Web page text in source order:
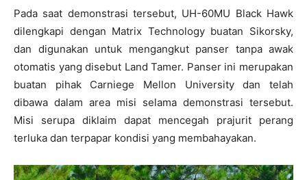
Pada saat demonstrasi tersebut, UH-60MU Black Hawk
dilengkapi dengan Matrix Technology buatan Sikorsky,
dan digunakan untuk mengangkut panser tanpa awak
otomatis yang disebut Land Tamer. Panser ini merupakan
buatan pihak Carniege Mellon University dan telah
dibawa dalam area misi selama demonstrasi tersebut.
Misi serupa diklaim dapat mencegah prajurit perang
terluka dan terpapar kondisi yang membahayakan.